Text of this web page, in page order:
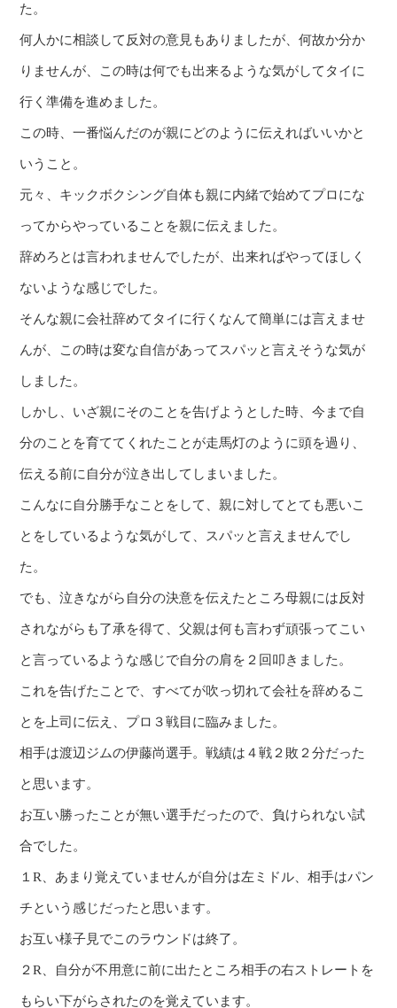
た。
何人かに相談して反対の意見もありましたが、何故か分か
りませんが、この時は何でも出来るような気がしてタイに
行く準備を進めました。
この時、一番悩んだのが親にどのように伝えればいいかと
いうこと。
元々、キックボクシング自体も親に内緒で始めてプロにな
ってからやっていることを親に伝えました。
辞めろとは言われませんでしたが、出来ればやってほしく
ないような感じでした。
そんな親に会社辞めてタイに行くなんて簡単には言えませ
んが、この時は変な自信があってスパッと言えそうな気が
しました。
しかし、いざ親にそのことを告げようとした時、今まで自
分のことを育ててくれたことが走馬灯のように頭を過り、
伝える前に自分が泣き出してしまいました。
こんなに自分勝手なことをして、親に対してとても悪いこ
とをしているような気がして、スパッと言えませんでし
た。
でも、泣きながら自分の決意を伝えたところ母親には反対
されながらも了承を得て、父親は何も言わず頑張ってこい
と言っているような感じで自分の肩を２回叩きました。
これを告げたことで、すべてが吹っ切れて会社を辞めるこ
とを上司に伝え、プロ３戦目に臨みました。
相手は渡辺ジムの伊藤尚選手。戦績は４戦２敗２分だった
と思います。
お互い勝ったことが無い選手だったので、負けられない試
合でした。
１R、あまり覚えていませんが自分は左ミドル、相手はパン
チという感じだったと思います。
お互い様子見でこのラウンドは終了。
２R、自分が不用意に前に出たところ相手の右ストレートを
もらい下がらされたのを覚えています。